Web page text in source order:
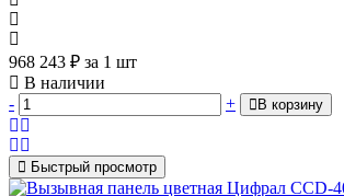
968 243 ₽ за 1 шт
В наличии
-
+ В корзину
Быстрый просмотр